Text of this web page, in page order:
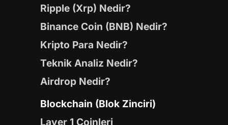
Ripple (Xrp) Nedir?
Binance Coin (BNB) Nedir?
Kripto Para Nedir?
Teknik Analiz Nedir?
Airdrop Nedir?
Blockchain (Blok Zinciri)
Layer 1 Coinleri